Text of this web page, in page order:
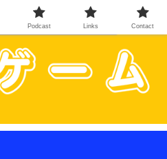
Podcast Links Contact